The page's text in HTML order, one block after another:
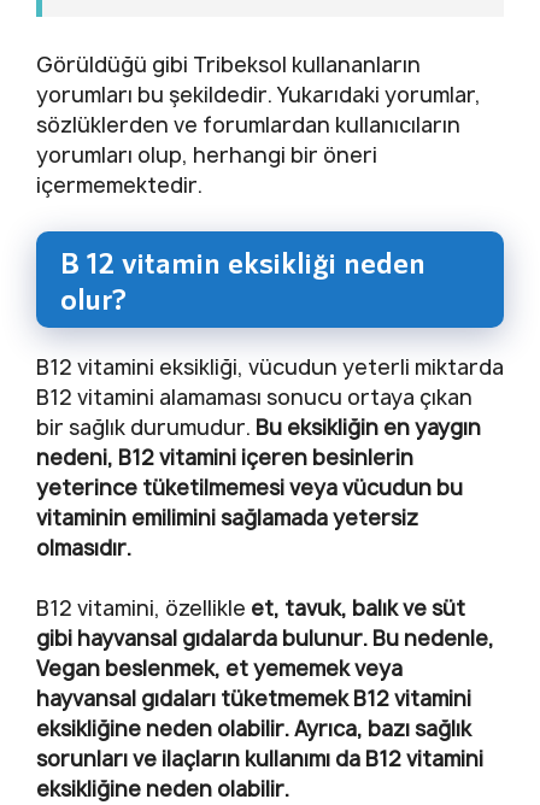
Görüldüğü gibi Tribeksol kullananların
yorumları bu şekildedir. Yukarıdaki yorumlar,
sözlüklerden ve forumlardan kullanıcıların
yorumları olup, herhangi bir öneri
içermemektedir.
B 12 vitamin eksikliği neden
olur?
B12 vitamini eksikliği, vücudun yeterli miktarda
B12 vitamini alamaması sonucu ortaya çıkan
bir sağlık durumudur. Bu eksikliğin en yaygın
nedeni, B12 vitamini içeren besinlerin
yeterince tüketilmemesi veya vücudun bu
vitaminin emilimini sağlamada yetersiz
olmasıdır.
B12 vitamini, özellikle et, tavuk, balık ve süt
gibi hayvansal gıdalarda bulunur. Bu nedenle,
Vegan beslenmek, et yememek veya
hayvansal gıdaları tüketmemek B12 vitamini
eksikliğine neden olabilir. Ayrıca, bazı sağlık
sorunları ve ilaçların kullanımı da B12 vitamini
eksikliğine neden olabilir.